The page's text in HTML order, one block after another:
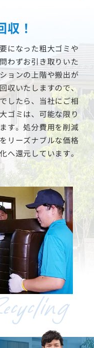
！
になった粗大ゴミや
わずお引き取りいた
ョンの上階や搬出が
収いたしますので、
したら、当社にご相
ゴミは、可能な限り
す。処分費用を削減
リーズナブルな価格
へ還元しています。